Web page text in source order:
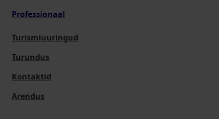
Professionaal
Turismiuuringud
Turundus
Kontaktid
Arendus